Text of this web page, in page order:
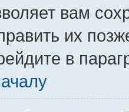
вам
их
в